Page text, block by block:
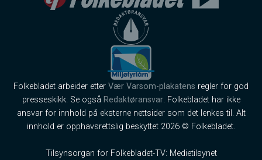
Folkebladet arbeider etter Vær Varsom-plakatens regler for god
presseskikk. Se også Redaktøransvar. Folkebladet har ikke
ansvar for innhold på eksterne nettsider som det lenkes til. Alt
innhold er opphavsrettslig beskyttet 2026 © Folkebladet.
Tilsynsorgan for Folkebladet-TV: Medietilsynet